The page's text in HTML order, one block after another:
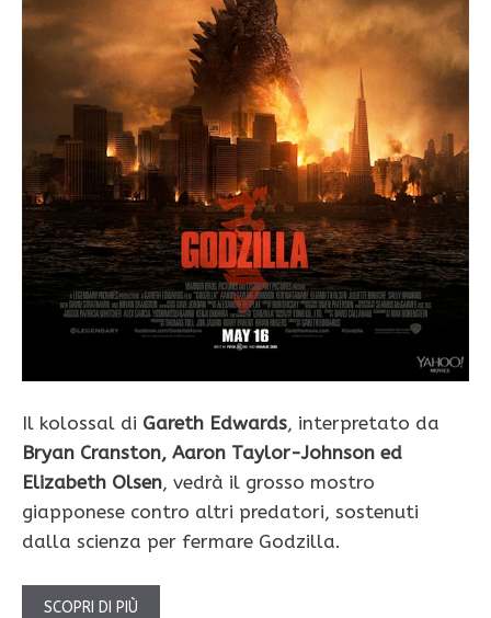
Il kolossal di Gareth Edwards, interpretato da
Bryan Cranston, Aaron Taylor-Johnson ed
Elizabeth Olsen, vedrà il grosso mostro
giapponese contro altri predatori, sostenuti
dalla scienza per fermare Godzilla.
SCOPRI DI PIÙ